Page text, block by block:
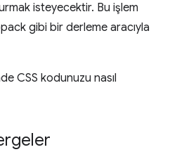
isteyecektir. Bu işlem
gibi bir derleme aracıyla
CSS kodunuzu nasıl